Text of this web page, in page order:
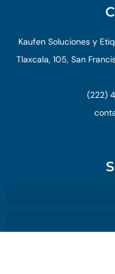
Kaufen Soluciones y
Tlaxcala, 105, San
(222)